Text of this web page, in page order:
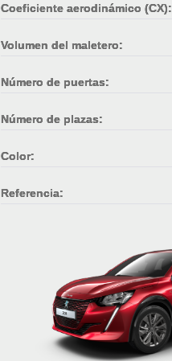
Coeficiente aerodinámico (CX):
Volumen del maletero:
Número de puertas:
Número de plazas:
Color:
Referencia: